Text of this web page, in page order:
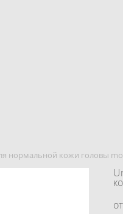
нормальной кожи головы